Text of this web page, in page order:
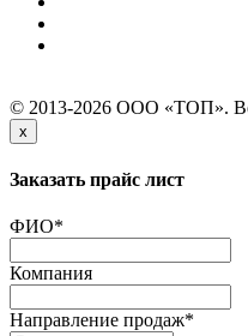
© 2013-2026 ООО «ТОП».
x
Заказать прайс лист
ФИО*
Компания
Направление продаж*